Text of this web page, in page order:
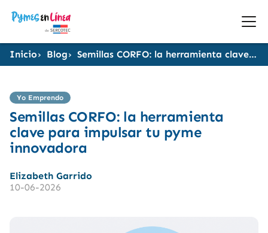
Inicio Blog Semillas CORFO: la herramienta clave para impulsar tu pyme innovadora
Yo Emprendo
Semillas CORFO: la herramienta
clave para impulsar tu pyme
innovadora
Elizabeth Garrido
10-06-2026